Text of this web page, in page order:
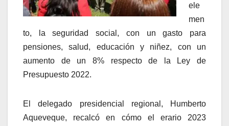
ele
men
to, la seguridad social, con un gasto para
pensiones, salud, educación y niñez, con un
aumento de un 8% respecto de la Ley de
Presupuesto 2022.
El delegado presidencial regional, Humberto
Aqueveque, recalcó en cómo el erario 2023